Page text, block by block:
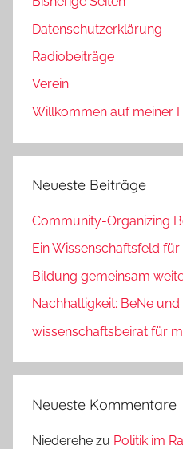
Datenschutzerklärung
Radiobeiträge
Verein
Willkommen auf meiner
Neueste Beiträge
Community-Organizing
Ein Wissenschaftsfeld
Bildung gemeinsam
Nachhaltigkeit: BeNe und
wissenschaftsbeirat für
Neueste Kommentare
Niederehe zu Politik im